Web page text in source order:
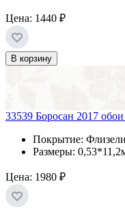
Цена: 1440 ₽
В корзину
33539 Боросан 2017
Покрытие:
Размеры:
Цена: 1980 ₽